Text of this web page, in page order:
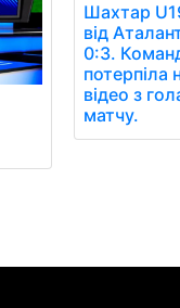
Шахтар
від
0:3.
потерпіла
відео з
матчу.